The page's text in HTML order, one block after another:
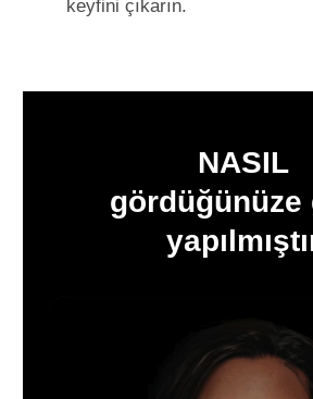
keyfini çıkarın.
NASIL
gördüğünüze